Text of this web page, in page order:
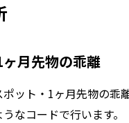
月先物の乖離
ット・1ヶ月先物の乖
なコードで行います。